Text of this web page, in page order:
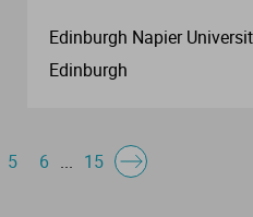
Edinburgh Napier
Edinburgh
5 6 ... 15